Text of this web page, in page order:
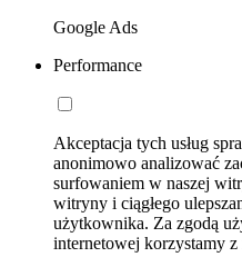
Google Ads
Performance
Akceptacja tych usług
anonimowo analizować
surfowaniem w naszej
witryny i ciągłego
użytkownika. Za zgodą
internetowej korzystamy z